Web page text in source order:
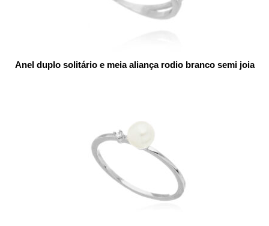
Anel duplo solitário e meia aliança rodio branco semi joia